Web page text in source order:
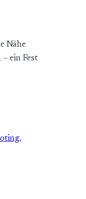
Nähe
ein Fest